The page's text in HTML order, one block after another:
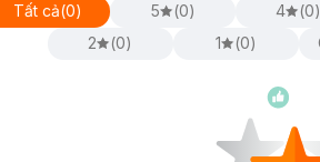
Tất cả(0) 5 (0) 4 (0)
2
(0) 1 (0)